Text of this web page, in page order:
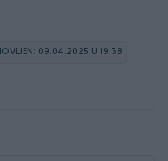
09.04.2025 U 19:38